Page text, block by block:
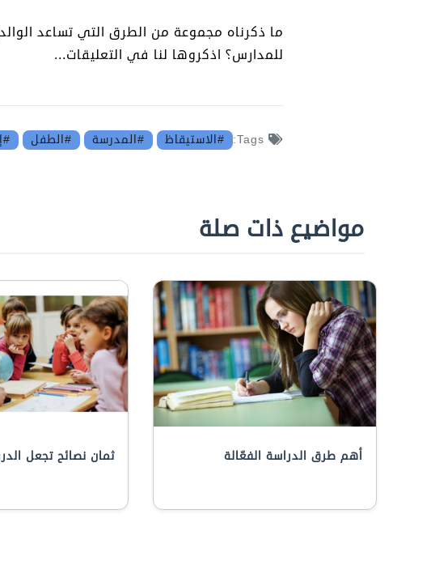
ما ذكرناه مجموعة من الطرق التي تساعد
للمدارس؟ اذكروها لنا في التعليقات...
#الاستيقاظ #المدرسة #الطفل
مواضيع ذات صلة
أهم طرق الدراسة الفعّالة ثمان نصائح تجعل